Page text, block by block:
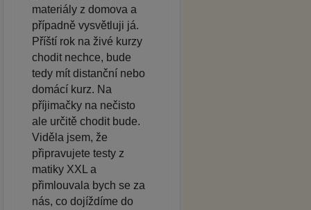
materiály z domova a
případně vysvětluji já.
Příští rok na živé kurzy
chodit nechce, bude
tedy mít distanční nebo
domácí kurz. Na
příjimačky na nečisto
ale určitě chodit bude.
Viděla jsem, že
připravujete testy z
matiky XXL a
přimlouvala bych se za
nás, co dojíždíme do